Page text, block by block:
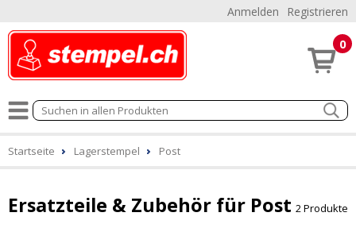
Anmelden Registrieren
0
Startseite Lagerstempel Post
Ersatzteile & Zubehör für Post 2 Produkte